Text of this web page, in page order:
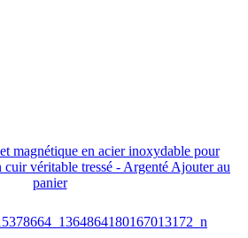
magnétique en acier inoxydable pour
cuir véritable tressé - Argenté Ajouter au
panier